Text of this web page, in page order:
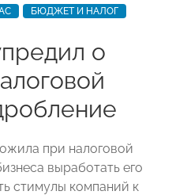
БЮДЖЕТ И НАЛОГ
о
при налоговой
выработать его
стимулы компаний к